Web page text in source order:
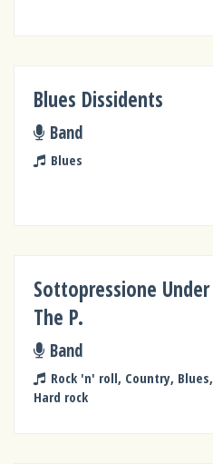
Blues Dissidents
Band
Blues
Sottopressione Under
The P.
Band
Rock 'n' roll, Country, Blues,
Hard rock